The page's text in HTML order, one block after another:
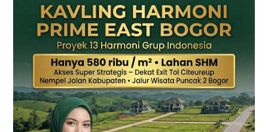
MURAH
Puncak
Panduan
Lengkap
&